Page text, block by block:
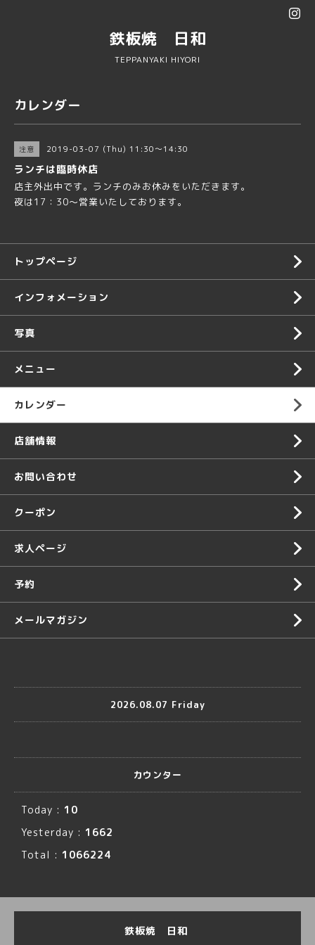
鉄板焼 日和
TEPPANYAKI HIYORI
カレンダー
注意 2019-03-07 (Thu) 11:30～14:30
ランチは臨時休店
店主外出中です。ランチのみお休みをいただきます。
夜は17：30～営業いたしております。
トップページ
インフォメーション
写真
メニュー
カレンダー
店舗情報
お問い合わせ
クーポン
求人ページ
予約
メールマガジン
2026.08.07 Friday
カウンター
Today : 10
Yesterday : 1662
Total : 1066224
鉄板焼 日和